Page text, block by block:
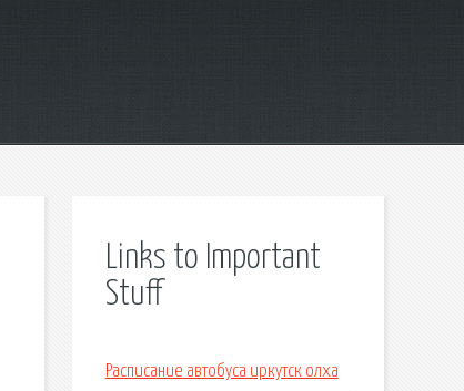
Links to Important
Stuff
Расписание автобуса иркутск олха